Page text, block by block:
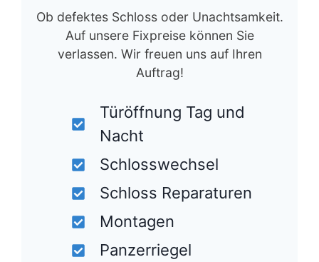
Ob defektes Schloss oder Unachtsamkeit.
Auf unsere Fixpreise können Sie
verlassen. Wir freuen uns auf Ihren
Auftrag!
Türöffnung Tag und
Nacht
Schlosswechsel
Schloss Reparaturen
Montagen
Panzerriegel